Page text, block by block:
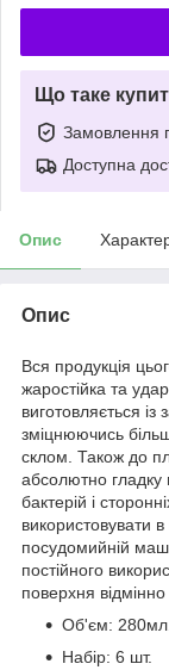
Що таке
Замовлення
Доступна
Опис
Опис
Вся продукція
жаростійка та
виготовляється із
зміцнюючись
склом. Також до
абсолютно
бактерій і
використовувати
посудомийній
постійного
поверхня
Об'єм: 280мл.
Набір: 6 шт.